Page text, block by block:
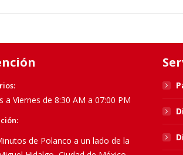
a Viernes de 8:30 AM a 07:00 PM
de Polanco a un lado de la